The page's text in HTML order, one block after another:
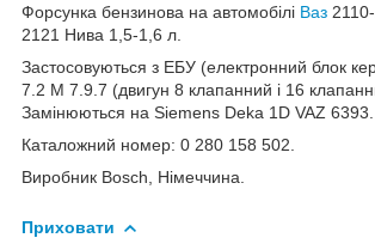
Форсунка бензинова на автомобілі Ваз
2121 Нива 1,5-1,6 л.
Застосовуються з ЕБУ (електронний блок
7.2 М 7.9.7 (двигун 8 клапанний і 16
Замінюються на Siemens Deka 1D VAZ 6393.
Каталожний номер: 0 280 158 502.
Виробник Bosch, Німеччина.
Приховати